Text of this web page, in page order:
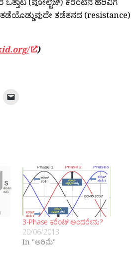
ತಡೆತನದ (resistance)
)
3-Phase ಕರೆಂಟ್ ಅಂದರೇನು?
20/06/2013
In "ಅರಿಮೆ"